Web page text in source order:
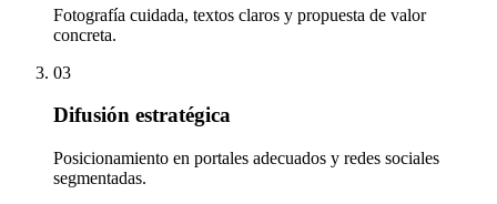
Fotografía cuidada, textos claros y propuesta de valor
concreta.
03
Difusión estratégica
Posicionamiento en portales adecuados y redes sociales
segmentadas.